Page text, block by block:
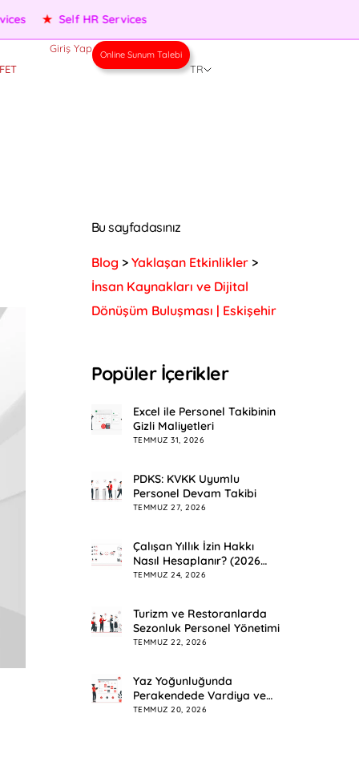
★ Performance Management
Giriş Yap Online Sunum Talebi
TR
Bu sayfadasınız
Blog > Yaklaşan Etkinlikler>
İnsan Kaynakları ve Dijital
Dönüşüm Buluşması | Eskişehir
Popüler İçerikler
Excel ile Personel Takibinin
Gizli Maliyetleri
TEMMUZ 31, 2026
PDKS: KVKK Uyumlu
Personel Devam Takibi
TEMMUZ 27, 2026
Çalışan Yıllık İzin Hakkı
Nasıl Hesaplanır? (2026
Rehberi)
TEMMUZ 24, 2026
Turizm ve Restoranlarda
Sezonluk Personel Yönetimi
TEMMUZ 22, 2026
Yaz Yoğunluğunda
Perakendede Vardiya ve
Mesai Planlama
TEMMUZ 20, 2026